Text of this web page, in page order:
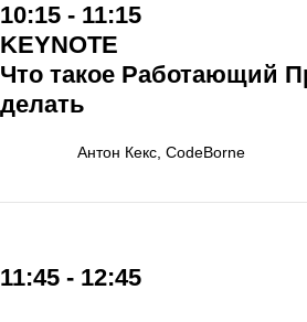
10:15 - 11:15
KEYNOTE
Что такое Работающий
делать
Антон Кекс, CodeBorne
11:45 - 12:45